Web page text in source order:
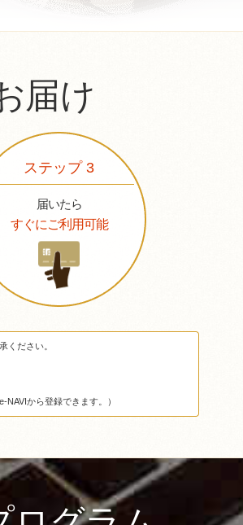
届け
ステップ 3
届いたら
すぐにご利用可能
ください。
から登録できます。）